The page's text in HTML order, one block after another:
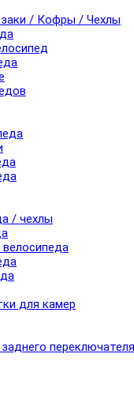
/ Кофры / Чехлы
/ чехлы
для камер
переключателя